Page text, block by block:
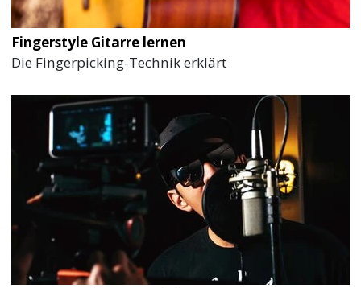
Fingerstyle Gitarre lernen
Die Fingerpicking-Technik erklärt